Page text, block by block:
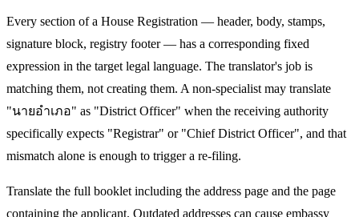
Every section of a House Registration — header, body, stamps,
signature block, registry footer — has a corresponding fixed
expression in the target legal language. The translator's job is
matching them, not creating them. A non-specialist may translate
"นายอำเภอ" as "District Officer" when the receiving authority
specifically expects "Registrar" or "Chief District Officer", and that
mismatch alone is enough to trigger a re-filing.
Translate the full booklet including the address page and the page
containing the applicant. Outdated addresses can cause embassy